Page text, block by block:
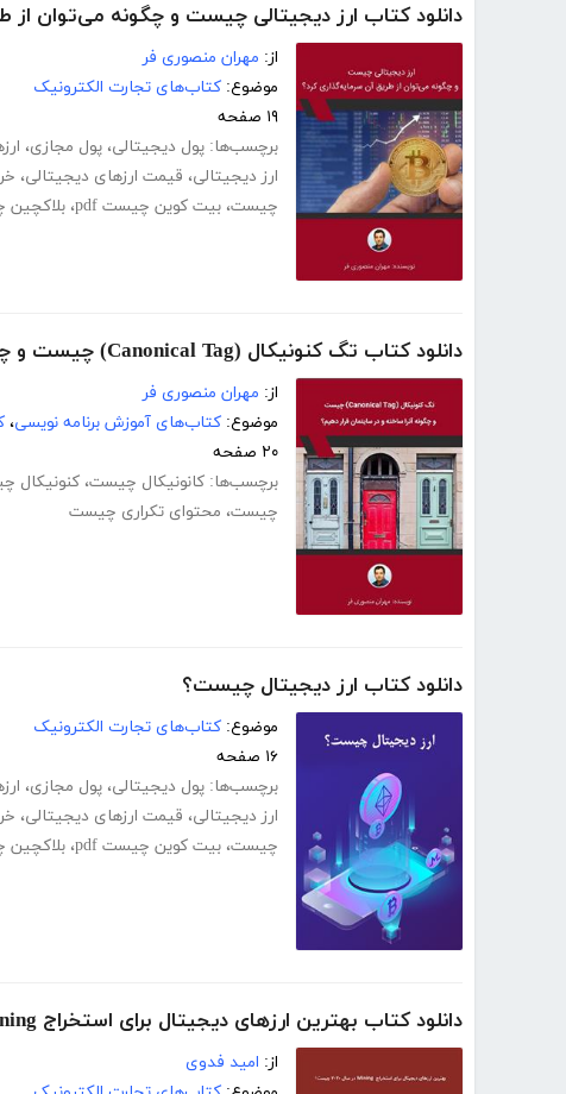
دانلود کتاب ارز دیجیتالی چیست و چگونه می‌توان از
از: مهران منصوری فر
موضوع: کتاب‌های تجارت الکترونیک
۱۹ صفحه
برچسب‌ها: پول دیجیتالی، پول مجازی،
ارز دیجیتالی، قیمت ارزهای دیجیتالی،
چیست، بیت کوین چیست pdf ،
دانلود کتاب تگ کنونیکال (Canonical Tag) چیست و چگونه آن را ساخته و در سایتمان قرار دهیم؟
از: مهران منصوری فر
موضوع: کتاب‌های آموزش برنامه نویسی،
۲۰ صفحه
برچسب‌ها: کانونیکال چیست، کنونیکال
چیست، محتوای تکراری چیست
دانلود کتاب ارز دیجیتال چیست؟
موضوع: کتاب‌های تجارت الکترونیک
۱۶ صفحه
برچسب‌ها: پول دیجیتالی، پول مجازی،
ارز دیجیتالی، قیمت ارزهای دیجیتالی،
چیست، بیت کوین چیست pdf ،
دانلود کتاب بهترین ارزهای دیجیتال برای استخراج Mining در سال 2020 چیست؟
از: امید فدوی